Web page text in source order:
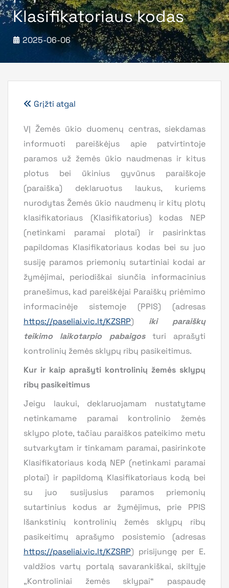
Klasifikatoriaus kodas
2025-06-06
Grįžti atgal
VĮ Žemės ūkio duomenų centras, siekdamas
informuoti pareiškėjus apie patvirtintoje
paramos už žemės ūkio naudmenas ir kitus
plotus bei ūkinius gyvūnus paraiškoje
(paraiška) deklaruotus laukus, kuriems
nurodytas Žemės ūkio naudmenų ir kitų plotų
klasifikatoriaus (Klasifikatorius) kodas NEP
(netinkami paramai plotai) ir pasirinktas
papildomas Klasifikatoriaus kodas bei su juo
susiję paramos priemonių sutartiniai kodai ar
žymėjimai, periodiškai siunčia informacinius
pranešimus, kad pareiškėjai Paraiškų priėmimo
informacinėje sistemoje (PPIS) (adresas
https://paseliai.vic.lt/KZSRP) iki paraiškų
teikimo laikotarpio pabaigosturi aprašyti
kontrolinių žemės sklypų ribų pasikeitimus.
Kur ir kaip aprašyti kontrolinių žemės sklypų
ribų pasikeitimus
Jeigu laukui, deklaruojamam nustatytame
netinkamame paramai kontrolinio žemės
sklypo plote, tačiau paraiškos pateikimo metu
sutvarkytam ir tinkamam paramai, pasirinkote
Klasifikatoriaus kodą NEP (netinkami paramai
plotai) ir papildomą Klasifikatoriaus kodą bei
su juo susijusius paramos priemonių
sutartinius kodus ar žymėjimus, prie PPIS
Išankstinių kontrolinių žemės sklypų ribų
pasikeitimų aprašymo posistemio (adresas
https://paseliai.vic.lt/KZSRP) prisijungę per E.
valdžios vartų portalą savarankiškai, skiltyje
„Kontroliniai žemės sklypai“ paspaudę